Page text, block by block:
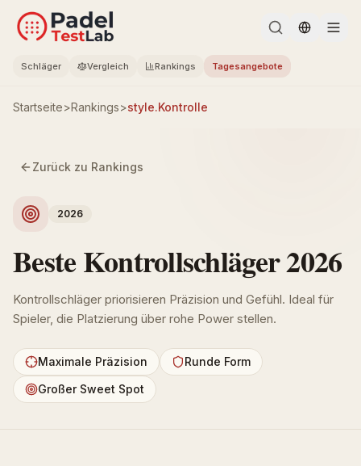
Change
Schläger Vergleich Rankings Tagesangebote
Startseite>Rankings>style.Kontrolle
Zurück zu Rankings
2026
Beste Kontrollschläger 2026
Kontrollschläger priorisieren Präzision und Gefühl. Ideal für
Spieler, die Platzierung über rohe Power stellen.
Maximale Präzision
Runde Form
Großer Sweet Spot